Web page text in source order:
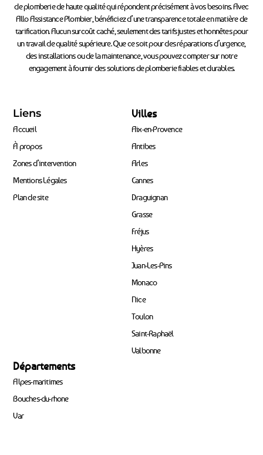
de plomberie de haute qualité qui répondent précisément à vos besoins. Avec
Allo Assistance Plombier, bénéficiez d’une transparence totale en matière de
tarification. Aucun surcoût caché, seulement des tarifs justes et honnêtes pour
un travail de qualité supérieure. Que ce soit pour des réparations d’urgence,
des installations ou de la maintenance, vous pouvez compter sur notre
engagement à fournir des solutions de plomberie fiables et durables.
Liens
Accueil
À propos
Zones d’intervention
Mentions Légales
Plan de site
Villes
Aix-en-Provence
Antibes
Arles
Cannes
Draguignan
Grasse
Fréjus
Hyères
Juan-Les-Pins
Monaco
Nice
Toulon
Saint-Raphaël
Valbonne
Départements
Alpes-maritimes
Bouches-du-rhone
Var